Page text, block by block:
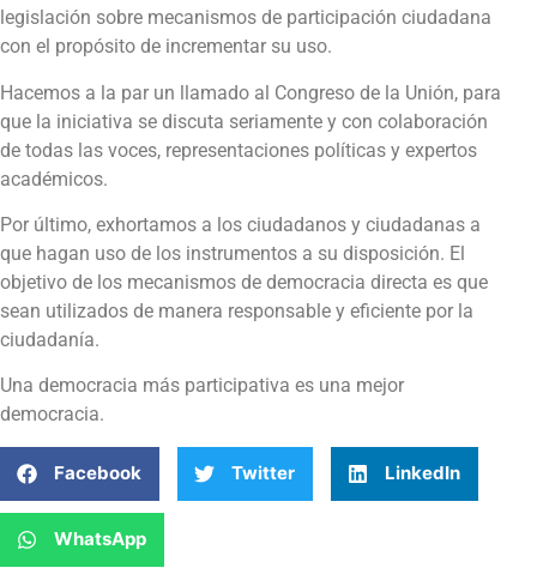
legislación sobre mecanismos de participación ciudadana
con el propósito de incrementar su uso.
Hacemos a la par un llamado al Congreso de la Unión, para
que la iniciativa se discuta seriamente y con colaboración
de todas las voces, representaciones políticas y expertos
académicos.
Por último, exhortamos a los ciudadanos y ciudadanas a
que hagan uso de los instrumentos a su disposición. El
objetivo de los mecanismos de democracia directa es que
sean utilizados de manera responsable y eficiente por la
ciudadanía.
Una democracia más participativa es una mejor
democracia.
Facebook Twitter LinkedIn
WhatsApp